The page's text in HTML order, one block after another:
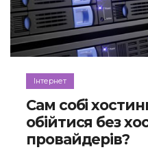
Інтернет
Сам собі
обійтися без
провайдерів?